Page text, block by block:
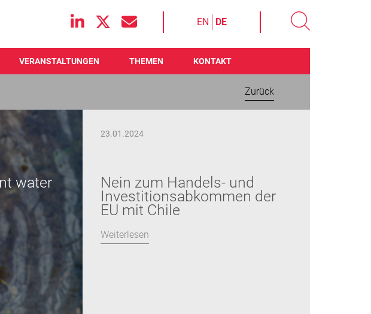
EN DE
navigation
VERANSTALTUNGEN THEMEN KONTAKT
Zurück
water
23.01.2024
Nein zum Handels- und
Investitionsabkommen der
EU mit Chile
Weiterlesen